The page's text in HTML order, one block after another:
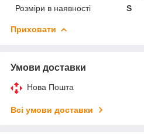
Розміри в наявності
S
Приховати
Умови доставки
Нова Пошта
Всі умови доставки